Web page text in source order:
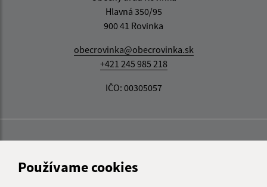
Používame cookies
Hlavná 350/95
900 41 Rovinka
obecrovinka@obecrovinka.sk
+421 245 985 218
IČO: 00305057